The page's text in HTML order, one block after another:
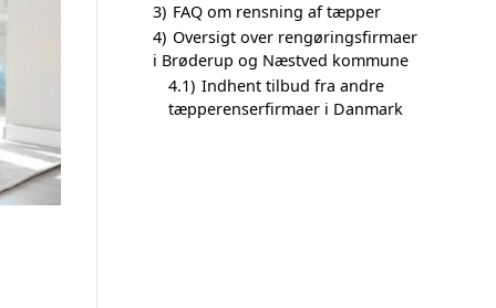
3) FAQ om rensning af tæpper
4) Oversigt over rengøringsfirmaer
i Brøderup og Næstved kommune
4.1) Indhent tilbud fra andre
tæpperenserfirmaer i Danmark